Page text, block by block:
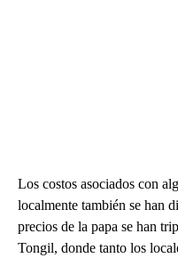
Los costos asociados con
localmente también se han
precios de la papa se han
Tongil, donde tanto los